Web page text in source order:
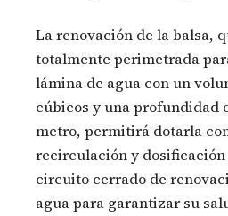
La renovación de la balsa,
totalmente perimetrada
lámina de agua con un
cúbicos y una profundidad
metro, permitirá dotarla
recirculación y
circuito cerrado de
agua para garantizar su